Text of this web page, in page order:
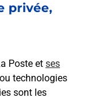
privée,
Poste et ses
technologies
sont les